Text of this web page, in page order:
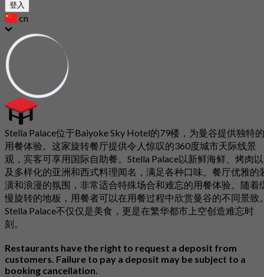
登入
cn
Stella Palace位于Baiyoke Sky Hotel的79楼，为曼谷提供独特的
用餐体验。这家旋转餐厅提供令人惊叹的360度城市天际线景
观，宾客可享用国际自助餐。Stella Palace以新鲜海鲜、烤肉以
及多样化的亚洲和西式料理闻名，满足各种口味。餐厅优雅的
潢和浪漫的氛围，非常适合特殊场合和难忘的用餐体验。随着
慢旋转的地板，用餐者可以在用餐过程中欣赏曼谷的不同景致
Stella Palace不仅仅是美食，更是在繁华都市上空创造难忘时
刻。
Restaurants have the right to request a deposit from
customers. Failure to pay a deposit may be subject to a
booking cancellation.